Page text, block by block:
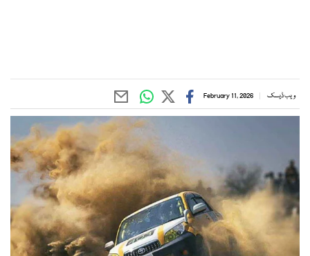
ویب ڈیسک February 11, 2026